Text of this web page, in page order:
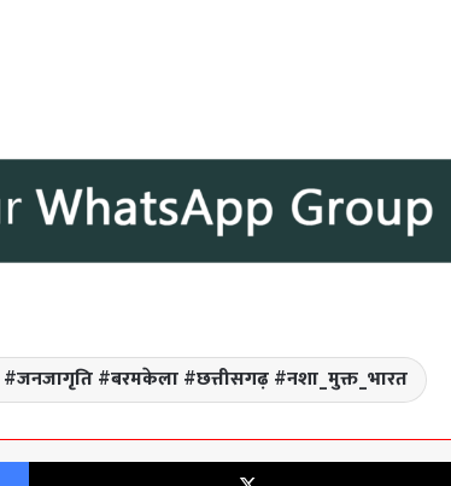
#जनजागृति #बरमकेला #छत्तीसगढ़ #नशा_मुक्त_भारत
Facebook
विद्यालय में विद्यार्थियों को नए आपराधिक कानून और
CEIR पोर्टल से गुम मोबाइल की सफल रिकवरी, उरला
पुलिस ने वास्तविक स्वामियों को लौटाए मोबाइल
फरार आरोपी आयुष ठाकुर गिरफ्तार, हत्या के प्रयास